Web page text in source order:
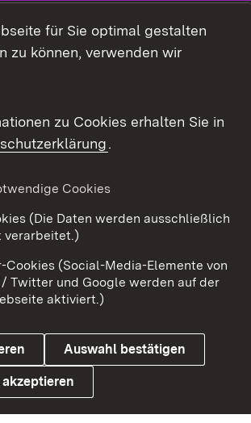
Kontakt
Datenschutz
für Sie optimal gestalten
zu können, verwenden wir
zu Cookies erhalten Sie in
.
Cookies
(Die Daten werden ausschließlich
verarbeitet.)
(Social-Media-Elemente von
/ Twitter und Google werden auf der
aktiviert.)
Auswahl bestätigen